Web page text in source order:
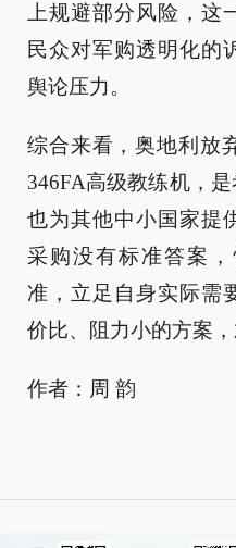
上规避部分风险，这
民众对军购透明化的
舆论压力。
综合来看，奥地利放
346FA高级教练机，
也为其他中小国家提
采购没有标准答案
准，立足自身实际需
价比、阻力小的方案，
作者：周 韵